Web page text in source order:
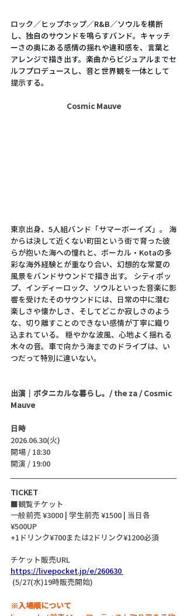
ロック／ヒップホップ／R&B／ソウルを横断
し、独自のサウンドを鳴らすバンド。キャッチ
ーさの奥にある感情の揺れや違和感を、言葉と
アレンジで描き出す。楽曲からビジュアルまでセ
ルフプロデュースし、音と世界観を一体として
提示する。
Cosmic Mauve
東京出身、5人組バンド「サマーボーイズ」。 海
からは決して近くない町田という街で育った彼
らが抱いた海への憧れと、ボーカル・Kotaの多
彩な海外経験とが重なり合い、幻想的な常夏の
風景をバンドサウンドで描き出す。 シティポッ
プ、インディーロック、ソウルといった音楽に影
響を受けたそのサウンドには、日常の中に潜む
楽しさや懐かしさ、そしてどこか寂しさのよう
な、切り離すことのできない感情が丁寧に織り
込まれている。 穏やかな波風、心地よく揺れる
木々の音。車で向かう海までのドライブは、い
つだって特別に違いない。
出演｜ボタニカルな暮らし。/ the za / Cosmic
Mauve
日時
2026.06.30(火)
開場 / 18:30
開演 / 19:00
TICKET
■観覧チケット
一般前売 ¥3000 | 学生前売 ¥1500 | 当日各
¥500UP
+1ドリンク¥700または2ドリンク¥1200必須
チケット販売URL
https://livepocket.jp/e/260630
(5/27(水)19時販売開始)
※入場順について